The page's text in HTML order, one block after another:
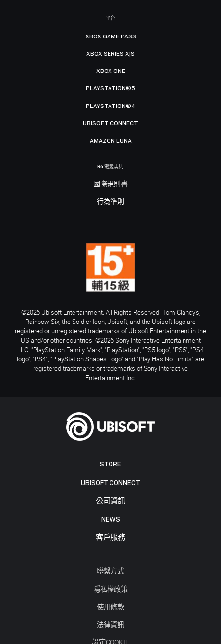
STORE
UBISOFT CONNECT
公司資訊
NEWS
客戶服務
聯繫方式
隱私權政策
使用條款
法律資訊
設定COOKIE
平台
XBOX GAME PASS
XBOX SERIES X|S
XBOX ONE
PLAYSTATION®5
PLAYSTATION®4
UBISOFT CONNECT
AMAZON LUNA
R6 電競規則
國際規則書
行為準則
©2026 Ubisoft Entertainment. All Rights Reserved. Tom Clancy’s,
Rainbow Six, the Soldier Icon, Ubisoft, and the Ubisoft logo are
registered or unregistered trademarks of Ubisoft Entertainment in the
US and/or other countries. ©2026 Sony Interactive Entertainment
LLC. "PlayStation Family Mark", "PlayStation", "PS5 logo", "PS5", "PS4
logo", "PS4", "PlayStation Shapes Logo" and "Play Has No Limits" are
registered trademarks or trademarks of Sony Interactive
Entertainment Inc.